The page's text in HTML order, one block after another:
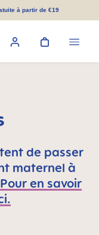
à partir de €19
de passer
maternel à
Pour en savoir